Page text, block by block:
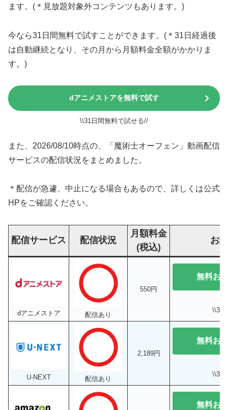
ます。(＊見放題対象外コンテンツもあります。)
今なら31日間無料で試すことができます。(＊31日経過後
は自動継続となり、その月から月額料金全額がかかりま
す。)
dアニメストアを無料で試す
\\31日間無料で試せる//
また、2026/08/10時点の、「魔術士オーフェン」動画配信
サービスの配信状況をまとめました。
＊配信が急遽、中止になる場合もあるので、詳しくは公式
HPをご確認ください。
配信サービス 配信状況
月額料金
(税込)
お
dアニメストア 配信あり
550円
無料お
\\31
U-NEXT 配信あり
2,189円
無料お
\\31
無料お